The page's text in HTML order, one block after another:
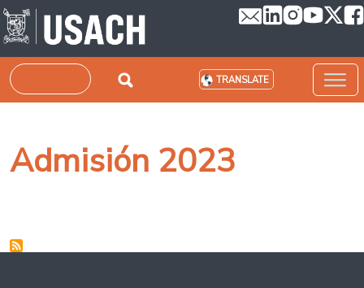
Skip to main content
Search TRANSLATE
Admisión 2023